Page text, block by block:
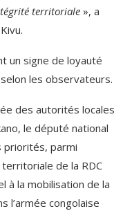
territoriale », a
un signe de loyauté
les observateurs.
des autorités locales
le député national
priorités, parmi
de la RDC
à la mobilisation de la
l’armée congolaise